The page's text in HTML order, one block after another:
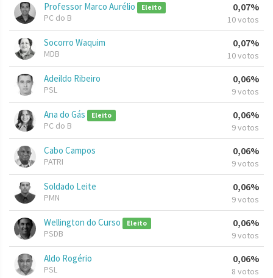
Professor Marco Aurélio Eleito
PC do B
0,07%
10 votos
Socorro Waquim
MDB
0,07%
10 votos
Adeildo Ribeiro
PSL
0,06%
9 votos
Ana do Gás Eleito
PC do B
0,06%
9 votos
Cabo Campos
PATRI
0,06%
9 votos
Soldado Leite
PMN
0,06%
9 votos
Wellington do Curso Eleito
PSDB
0,06%
9 votos
Aldo Rogério
PSL
0,06%
8 votos